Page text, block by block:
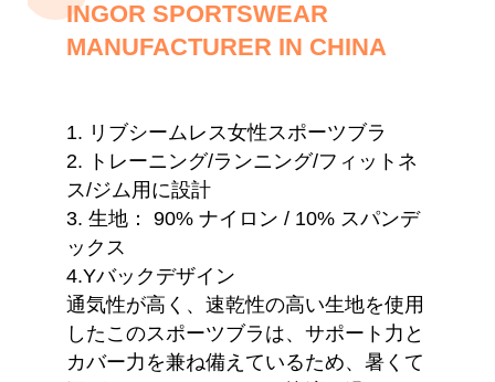
INGOR SPORTSWEAR
MANUFACTURER IN CHINA
1. リブシームレス女性スポーツブラ
2. トレーニング/ランニング/フィットネ
ス/ジム用に設計
3. 生地： 90% ナイロン / 10% スパンデ
ックス
4.Yバックデザイン
通気性が高く、速乾性の高い生地を使用
したこのスポーツブラは、サポート力と
カバー力を兼ね備えているため、暑くて